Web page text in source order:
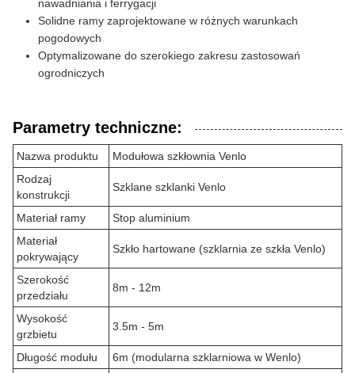
nawadniania i ferrygacji
Solidne ramy zaprojektowane w różnych warunkach
pogodowych
Optymalizowane do szerokiego zakresu zastosowań
ogrodniczych
Parametry techniczne:
Nazwa produktu
Modułowa szkłownia Venlo
Rodzaj
konstrukcji
Szklane szklanki Venlo
Materiał ramy
Stop aluminium
Materiał
pokrywający
Szkło hartowane (szklarnia ze szkła Venlo)
Szerokość
przedziału
8m - 12m
Wysokość
grzbietu
3.5m - 5m
Długość modułu 6m (modularna szklarniowa w Wenlo)